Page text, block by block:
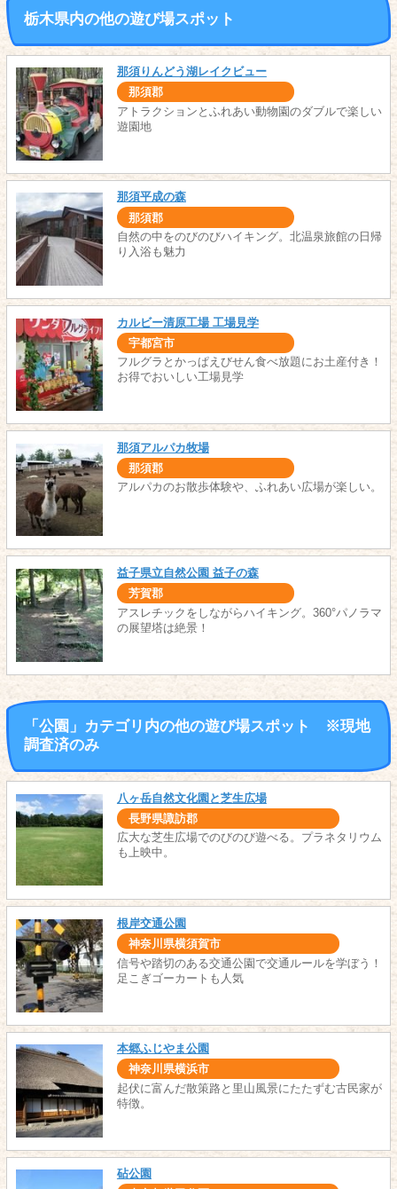
栃木県内の他の遊び場スポット
那須りんどう湖レイクビュー
那須郡
アトラクションとふれあい動物園のダブルで楽しい
遊園地
那須平成の森
那須郡
自然の中をのびのびハイキング。北温泉旅館の日帰
り入浴も魅力
カルビー清原工場 工場見学
宇都宮市
フルグラとかっぱえびせん食べ放題にお土産付き！
お得でおいしい工場見学
那須アルパカ牧場
那須郡
アルパカのお散歩体験や、ふれあい広場が楽しい。
益子県立自然公園 益子の森
芳賀郡
アスレチックをしながらハイキング。360°パノラマ
の展望塔は絶景！
「公園」カテゴリ内の他の遊び場スポット ※現地
調査済のみ
八ヶ岳自然文化園と芝生広場
長野県諏訪郡
広大な芝生広場でのびのび遊べる。プラネタリウム
も上映中。
根岸交通公園
神奈川県横須賀市
信号や踏切のある交通公園で交通ルールを学ぼう！
足こぎゴーカートも人気
本郷ふじやま公園
神奈川県横浜市
起伏に富んだ散策路と里山風景にたたずむ古民家が
特徴。
砧公園